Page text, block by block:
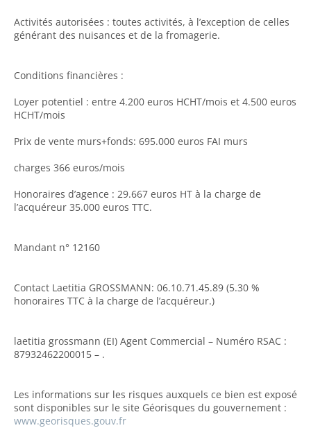
Activités autorisées : toutes activités, à l’exception de celles
générant des nuisances et de la fromagerie.
Conditions financières :
Loyer potentiel : entre 4.200 euros HCHT/mois et 4.500 euros
HCHT/mois
Prix de vente murs+fonds: 695.000 euros FAI murs
charges 366 euros/mois
Honoraires d’agence : 29.667 euros HT à la charge de
l’acquéreur 35.000 euros TTC.
Mandant n° 12160
Contact Laetitia GROSSMANN: 06.10.71.45.89 (5.30 %
honoraires TTC à la charge de l’acquéreur.)
laetitia grossmann (EI) Agent Commercial – Numéro RSAC :
87932462200015 – .
Les informations sur les risques auxquels ce bien est exposé
sont disponibles sur le site Géorisques du gouvernement :
www.georisques.gouv.fr